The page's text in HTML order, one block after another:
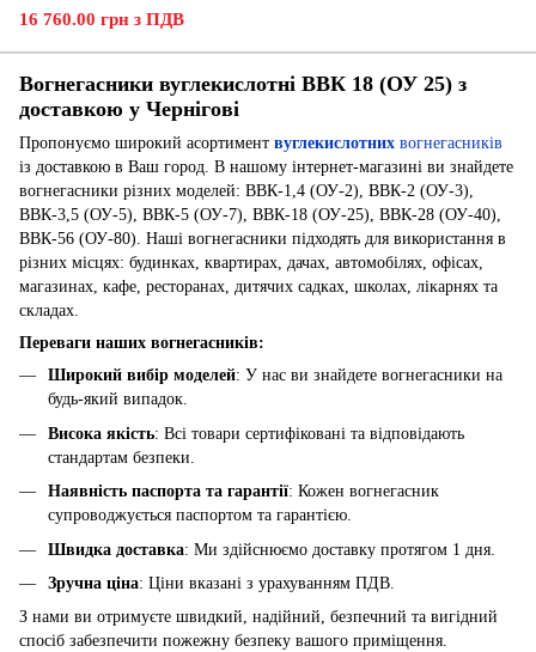
16 760.00 грн з ПДВ
Вогнегасники вуглекислотні ВВК 18 (ОУ 25) з
доставкою у Чернігові
Пропонуємо широкий асортимент вуглекислотних вогнегасників
із доставкою в Ваш город. В нашому інтернет-магазині ви знайдете
вогнегасники різних моделей: ВВК-1,4 (ОУ-2), ВВК-2 (ОУ-3),
ВВК-3,5 (ОУ-5), ВВК-5 (ОУ-7), ВВК-18 (ОУ-25), ВВК-28 (ОУ-40),
ВВК-56 (ОУ-80). Наші вогнегасники підходять для використання в
різних місцях: будинках, квартирах, дачах, автомобілях, офісах,
магазинах, кафе, ресторанах, дитячих садках, школах, лікарнях та
складах.
Переваги наших вогнегасників:
Широкий вибір моделей: У нас ви знайдете вогнегасники на
будь-який випадок.
Висока якість: Всі товари сертифіковані та відповідають
стандартам безпеки.
Наявність паспорта та гарантії: Кожен вогнегасник
супроводжується паспортом та гарантією.
Швидка доставка: Ми здійснюємо доставку протягом 1 дня.
Зручна ціна: Ціни вказані з урахуванням ПДВ.
З нами ви отримуєте швидкий, надійний, безпечний та вигідний
спосіб забезпечити пожежну безпеку вашого приміщення.